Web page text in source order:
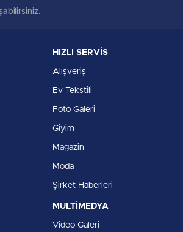
HIZLI SERVİS
Alışveriş
Ev Tekstili
Foto Galeri
Giyim
Magazin
Moda
Şirket Haberleri
MULTİMEDYA
Video Galeri